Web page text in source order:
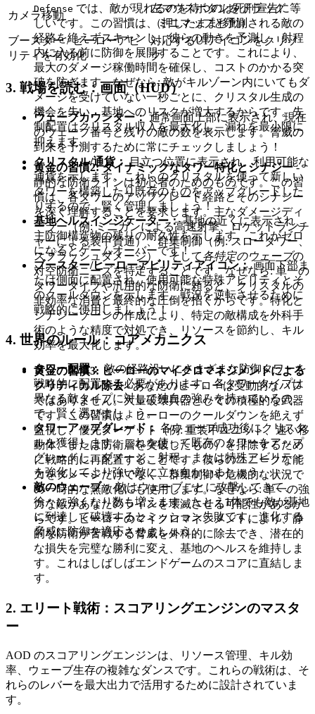
カメラ移動
左マウスボタンをドラッグ
（押したまま移動）
ブースター / ヒーローアビ
リティを有効化
対応するUIアイコンをクリッ
ク
3. 戦場を読む：画面（HUD）
ウェーブカウンター： 通常画面上部に表示され、現在
のウェーブ番号と残りの敵の数を表示します。脅威の
到来を予測するために常にチェックしましょう！
クリスタル/通貨： 目立つ位置に表示され、利用可能な
通貨を示します。これらのクリスタルを使って新しい
タワーを構築したり既存のものをアップグレードした
りするので、賢く管理しましょう！
基地ヘルスインジケーター：基地の近くに表示され、
主防御構造物の残りの耐久性を示します。これがゼロ
になるとゲームオーバーです！
ブースター/ヒーローアビリティアイコン：画面下部ま
たは側面に配置され、使用可能な特殊アビリティとそ
のクールダウンを示します。戦況を逆転させるために
戦略的に使用しましょう！
4. 世界のルール：コアメカニクス
タワー配置： 敵の経路沿いにさまざまな防御タワーを
戦略的に配置する必要があります。各タワータイプは
異なる敵タイプに対して独自の強みを持っているの
で、賢く選びましょう。
タワーアップグレード： 各ウェーブ成功後にクリスタ
ルを獲得します。これを使って既存のタワーをアップ
グレードし、ダメージ、射程、または特殊アビリティ
を強化してより強い敵に立ち向かいましょう。
敵のウェーブ：敵はウェーブごとに攻撃してきて、
徐々に強くなり数も増えます。たとえ1体でも敵が基地
に到達して破壊するとミッション失敗です。進化する
脅威に防御を適応させましょう。
Defense では、敵が現れるのを待つのは死刑宣告に等
しいです。この習慣は、ミニマップと予測される敵の
経路を絶えずスキャンし、彼らの動きを予測し、射程
内に入る前に防御を展開することです。これにより、
最大のダメージ稼働時間を確保し、コストのかかる突
破を防ぎます。なぜなら: 敵がキルゾーン内にいてもダ
メージを受けていない一秒ごとに、クリスタル生成の
機会を失い、基地へのリスクが増大するからです。先
制配置はクリスタル収入を最大化し、漏れを最小限に
抑えます。
黄金の習慣2: ダイナミックなタワー特化とシナジー-
静的な防衛ラインは初心者のためのものです。この習
慣は、各タワーのアップグレード経路とそのシナジー
を深く理解することを要求します。主なダメージディ
ーラー（例: ミニガンによる高速射撃、ロケットランチ
ャーによる装甲貫通）、群集制御（例: スロータワー、
スプラッシュダメージ）、そして各特定のウェーブの
対空防衛ニーズを特定することです。なぜなら: 単一の
タワータイプや汎用的な防衛に頼ると、クリスタルの
非効率な消費と最終的な圧倒を招くからです。特化と
シナジーゾーンの作成により、特定の敵構成を外科手
術のような精度で対処でき、リソースを節約し、キル
効率を最大化します。
黄金の習慣3: ヒーローのマイクロマネジメントによる
クリティカル除去- あなたのヒーローは受動的なバフ
ではありません。大量破壊兵器としての積極的な武器
です。この習慣は、ヒーローのクールダウンを絶えず
監視し、優先ターゲット（例: 重装甲ユニット、速い移
動体、または防衛層を突破したもの）を排除するため
に戦略的に再配置することです。彼らのユニークな能
力をダメージだけでなく、群集制御や危機的な状況で
の一時的な無敵化にも使用します。なぜなら: 単一の強
力な敵があなたのラインを壊滅させる可能性があるか
らです。ヒーローのマイクロマネジメントにより、静
的な防衛が苦戦する脅威を外科的に除去でき、潜在的
な損失を完璧な勝利に変え、基地のヘルスを維持しま
す。これはしばしばエンドゲームのスコアに直結しま
す。
2. エリート戦術：スコアリングエンジンのマスタ
ー
AOD のスコアリングエンジンは、リソース管理、キル効
率、ウェーブ生存の複雑なダンスです。これらの戦術は、そ
れらのレバーを最大出力で活用するために設計されていま
す。